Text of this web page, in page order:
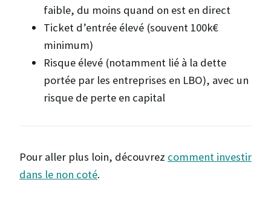
faible, du moins quand on est en direct
Ticket d’entrée élevé (souvent 100k€
minimum)
Risque élevé (notamment lié à la dette
portée par les entreprises en LBO), avec un
risque de perte en capital
Pour aller plus loin, découvrez comment investir
dans le non coté.